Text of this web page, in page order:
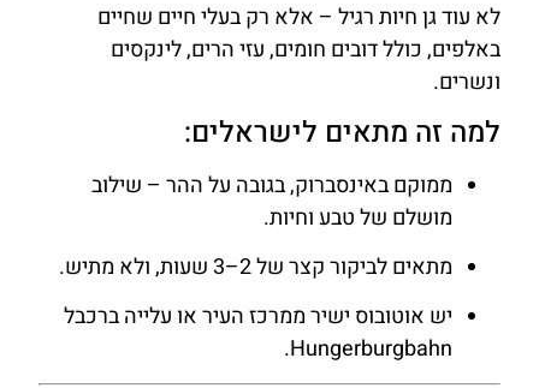
לא עוד גן חיות רגיל – אלא רק בעלי חיים שחיים
באלפים, כולל דובים חומים, עזי הרים, לינקסים
ונשרים.
למה זה מתאים לישראלים:
ממוקם באינסברוק, בגובה על ההר – שילוב
מושלם של טבע וחיות.
מתאים לביקור קצר של 2–3 שעות, ולא מתיש.
יש אוטובוס ישיר ממרכז העיר או עלייה ברכבל
Hungerburgbahn.